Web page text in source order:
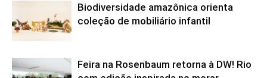
Biodiversidade amazônica orienta
coleção de mobiliário infantil
Feira na Rosenbaum retorna à DW! Rio